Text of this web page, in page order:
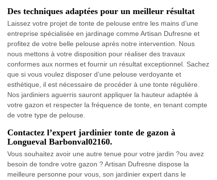
Des techniques adaptées pour un meilleur résultat
Laissez votre projet de tonte de pelouse entre les mains d’une
entreprise spécialisée en jardinage comme Artisan Dufresne et
profitez de votre belle pelouse après notre intervention. Nous
nous mettons à votre disposition pour réaliser des travaux
conformes aux normes et fournir un résultat exceptionnel. Sachez
que si vous voulez disposer d’une pelouse verdoyante et
esthétique, il est nécessaire de procéder à une tonte régulière.
Nos jardiniers aguerris sauront appliquer la hauteur adaptée à
votre gazon et respecter la fréquence de tonte, en tenant compte
de votre type de pelouse.
Contactez l’expert jardinier tonte de gazon à
Longueval Barbonval02160.
Vous souhaitez avoir une autre tenue pour votre jardin ?ou avez
besoin de tondre votre gazon ? Artisan Dufresne dispose la
meilleure personne pour vous, son jardinier expert dans le